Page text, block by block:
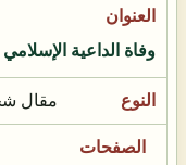
وفاة الداعية
مقال